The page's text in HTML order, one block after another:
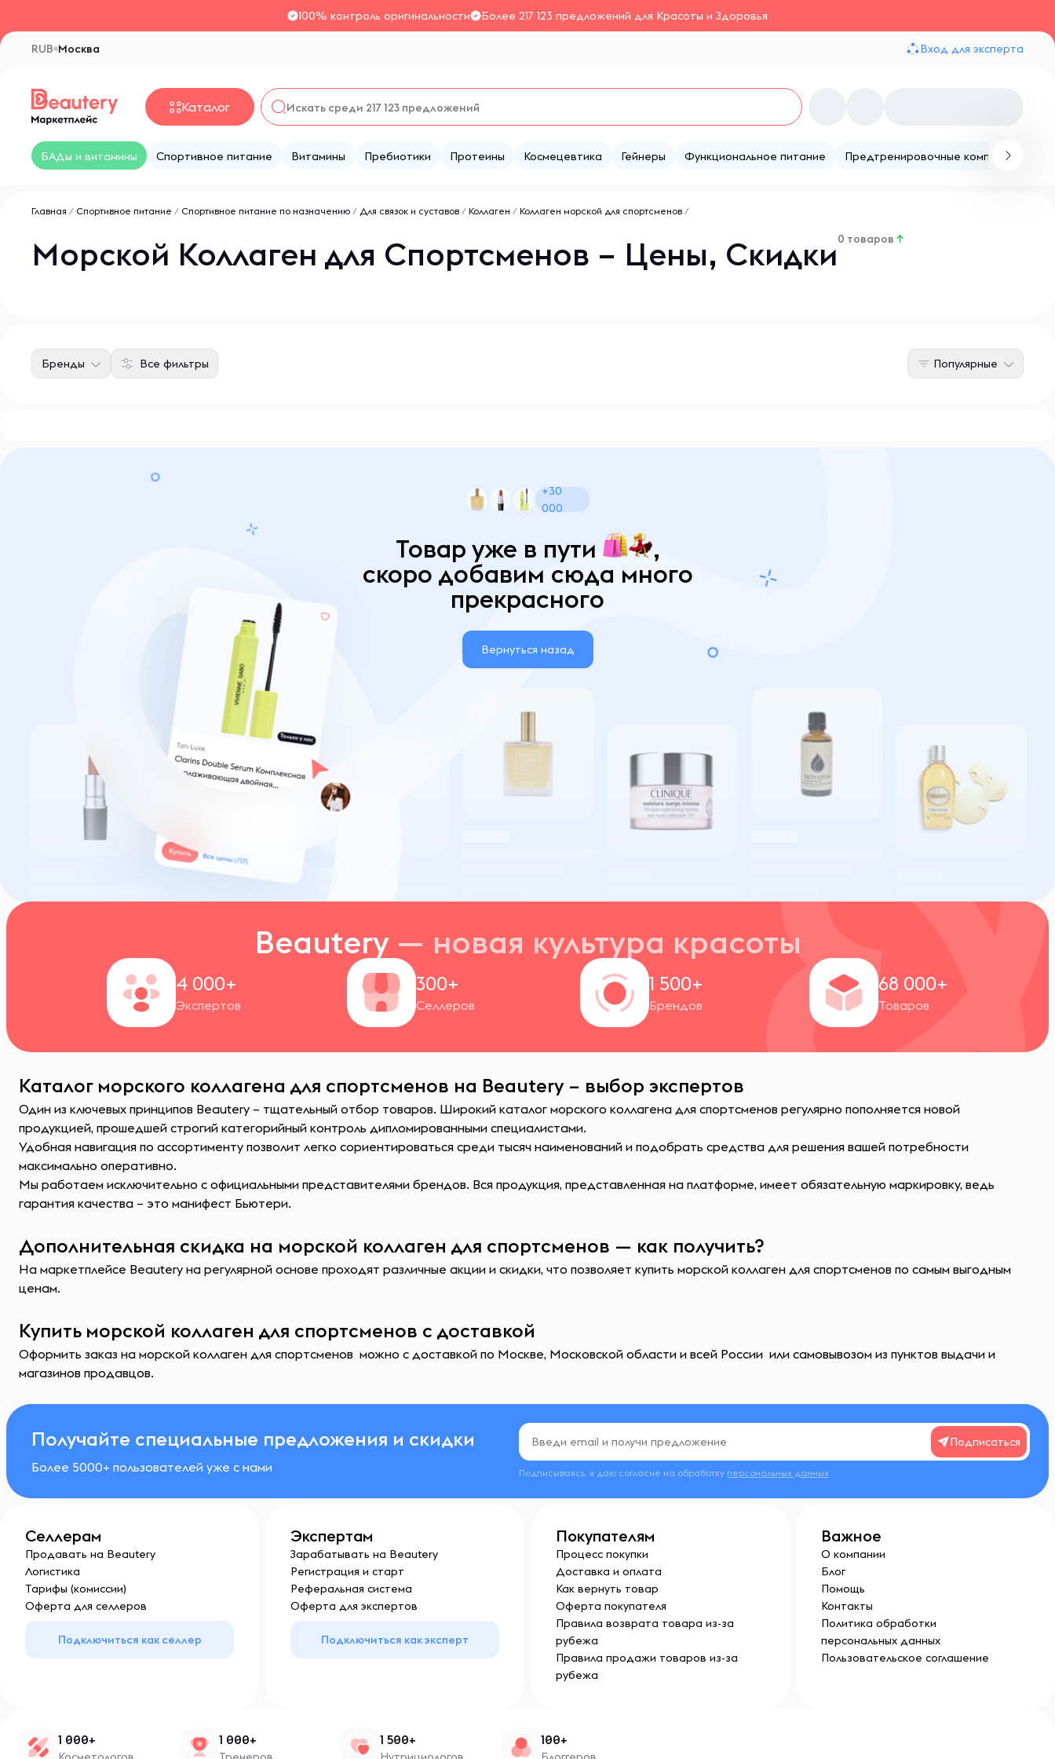
100% контроль оригинальности Более 217 123 предложений для Красоты и Здоровья
Москва
RUB Вход для эксперта
Каталог
БАДы и витамины Спортивное питание Витамины Пребиотики Протеины Космецевтика Гейнеры Функциональное питание Предтренировочные комплексы
Главная / Спортивное питание / Спортивное питание по назначению / Для связок и суставов / Коллаген / Коллаген морской для спортсменов /
Морской Коллаген для Спортсменов – Цены, Скидки0 товаров ↑
Все фильтры
Бренды Популярные
+30
000
Товар уже в пути ,
скоро добавим сюда много
прекрасного
Вернуться назад
Beautery — новая культура красоты
4 000+
Экспертов
300+
Селлеров
1 500+
Брендов
68 000+
Товаров
Каталог морского коллагена для спортсменов на Beautery – выбор экспертов
Один из ключевых принципов Beautery – тщательный отбор товаров. Широкий каталог морского коллагена для спортсменов регулярно пополняется новой
продукцией, прошедшей строгий категорийный контроль дипломированными специалистами.
Удобная навигация по ассортименту позволит легко сориентироваться среди тысяч наименований и подобрать средства для решения вашей потребности
максимально оперативно.
Мы работаем исключительно с официальными представителями брендов. Вся продукция, представленная на платформе, имеет обязательную маркировку, ведь
гарантия качества – это манифест Бьютери.
Дополнительная скидка на морской коллаген для спортсменов — как получить?
На маркетплейсе Beautery на регулярной основе проходят различные акции и скидки, что позволяет купить морской коллаген для спортсменов по самым выгодным
ценам.
Купить морской коллаген для спортсменов с доставкой
Оформить заказ на морской коллаген для спортсменов можно с доставкой по Москве, Московской области и всей России или самовывозом из пунктов выдачи и
магазинов продавцов.
Получайте специальные предложения и скидки
Более 5000+ пользователей уже с нами
Подписаться
Подписываясь, я даю согласие на обработку персональных данных
Селлерам
Продавать на Beautery
Логистика
Тарифы (комиссии)
Оферта для селлеров
Подключиться как селлер
Экспертам
Зарабатывать на Beautery
Регистрация и старт
Реферальная система
Оферта для экспертов
Подключиться как эксперт
Покупателям
Процесс покупки
Доставка и оплата
Как вернуть товар
Оферта покупателя
Правила возврата товара из-за
рубежа
Правила продажи товаров из-за
рубежа
Важное
О компании
Блог
Помощь
Контакты
Политика обработки
персональных данных
Пользовательское соглашение
1 000+ 1 000+ 1 500+ 100+